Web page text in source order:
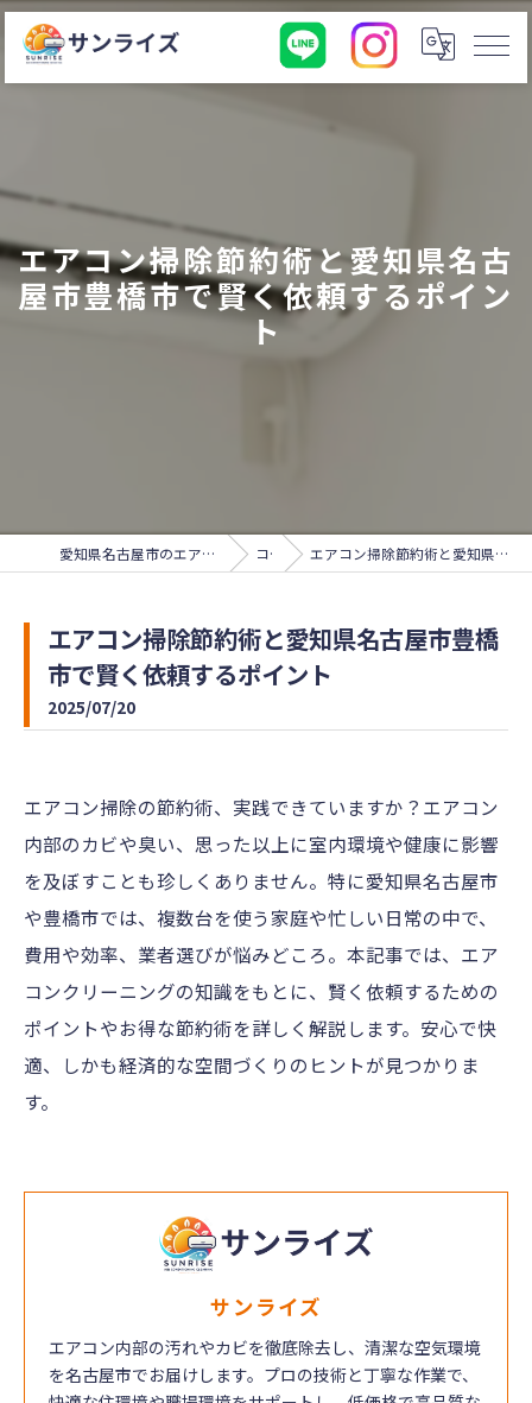
エアコン掃除節約術と愛知県名古
屋市豊橋市で賢く依頼するポイン
ト
愛知県名古屋市のエアコンクリーニングならサンライズ コラム エアコン掃除節約術と愛知県名古屋市豊橋市で賢く依頼するポイント
エアコン掃除節約術と愛知県名古屋市豊橋
市で賢く依頼するポイント
2025/07/20
エアコン掃除の節約術、実践できていますか？エアコン
内部のカビや臭い、思った以上に室内環境や健康に影響
を及ぼすことも珍しくありません。特に愛知県名古屋市
や豊橋市では、複数台を使う家庭や忙しい日常の中で、
費用や効率、業者選びが悩みどころ。本記事では、エア
コンクリーニングの知識をもとに、賢く依頼するための
ポイントやお得な節約術を詳しく解説します。安心で快
適、しかも経済的な空間づくりのヒントが見つかりま
す。
サンライズ
エアコン内部の汚れやカビを徹底除去し、清潔な空気環境
を名古屋市でお届けします。プロの技術と丁寧な作業で、